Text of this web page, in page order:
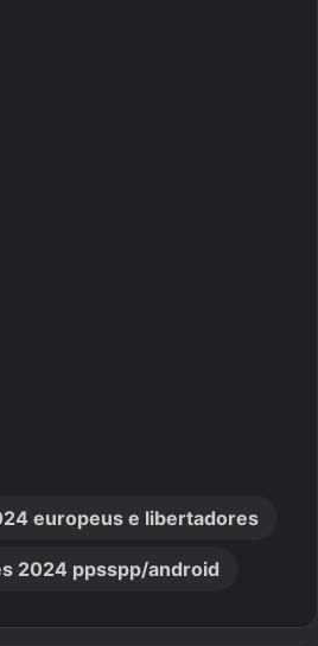
europeus e libertadores
2024 ppsspp/android